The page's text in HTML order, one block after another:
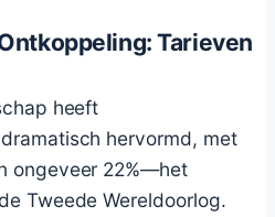
Tarieven
heeft
hervormd, met
ongeveer 22%—het
Tweede Wereldoorlog.